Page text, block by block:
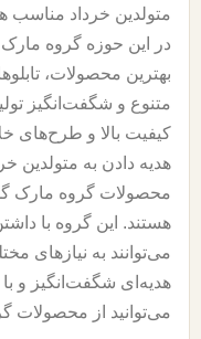
متولدین خرداد مناسب
در این حوزه گروه مارک
بهترین محصولات،
متنوع و شگفت‌انگیز
کیفیت بالا و طرح‌های
هدیه دادن به
محصولات گروه مارک
هستند. این گروه با
می‌توانند به نیازهای
هدیه‌ای شگفت‌انگیز و
می‌توانید از محصولات